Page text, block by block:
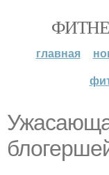
главная